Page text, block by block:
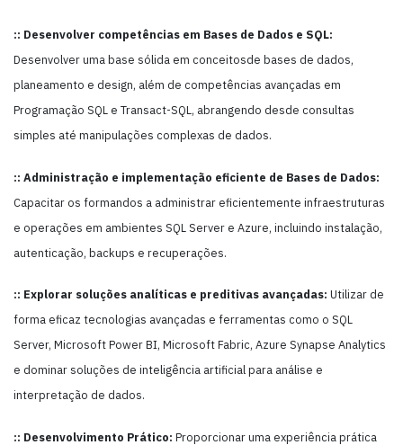
:: Desenvolver competências em Bases de Dados e SQL:
Desenvolver uma base sólida em conceitosde bases de dados,
planeamento e design, além de competências avançadas em
Programação SQL e Transact-SQL, abrangendo desde consultas
simples até manipulações complexas de dados.
:: Administração e implementação eficiente de Bases de Dados:
Capacitar os formandos a administrar eficientemente infraestruturas
e operações em ambientes SQL Server e Azure, incluindo instalação,
autenticação, backups e recuperações.
:: Explorar soluções analíticas e preditivas avançadas: Utilizar de
forma eficaz tecnologias avançadas e ferramentas como o SQL
Server, Microsoft Power BI, Microsoft Fabric, Azure Synapse Analytics
e dominar soluções de inteligência artificial para análise e
interpretação de dados.
:: Desenvolvimento Prático: Proporcionar uma experiência prática